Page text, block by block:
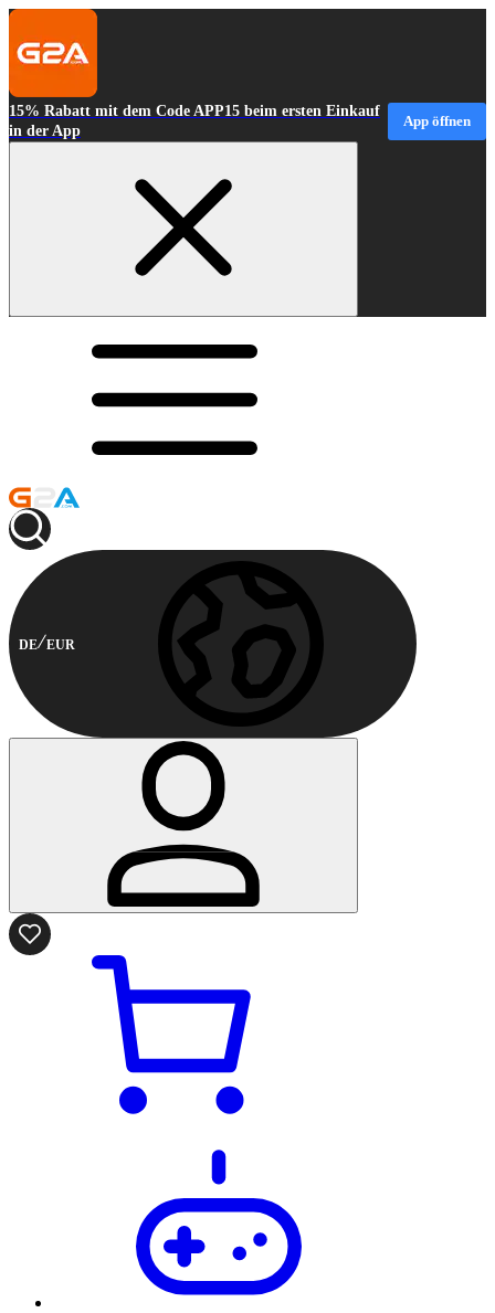
15% Rabatt mit dem Code APP15 beim ersten Einkauf
in der App
App öffnen
DE EUR